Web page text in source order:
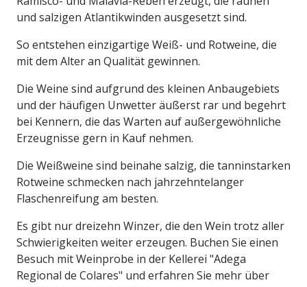
und salzigen Atlantikwinden ausgesetzt sind.
So entstehen einzigartige Weiß- und Rotweine, die
mit dem Alter an Qualität gewinnen.
Die Weine sind aufgrund des kleinen Anbaugebiets
und der häufigen Unwetter äußerst rar und begehrt
bei Kennern, die das Warten auf außergewöhnliche
Erzeugnisse gern in Kauf nehmen.
Die Weißweine sind beinahe salzig, die tanninstarken
Rotweine schmecken nach jahrzehntelanger
Flaschenreifung am besten.
Es gibt nur dreizehn Winzer, die den Wein trotz aller
Schwierigkeiten weiter erzeugen. Buchen Sie einen
Besuch mit Weinprobe in der Kellerei "Adega
Regional de Colares" und erfahren Sie mehr über